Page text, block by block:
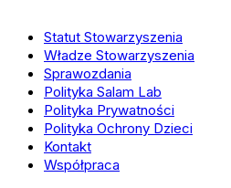
Statut Stowarzyszenia
Władze Stowarzyszenia
Sprawozdania
Polityka Salam Lab
Polityka Prywatności
Polityka Ochrony Dzieci
Kontakt
Współpraca